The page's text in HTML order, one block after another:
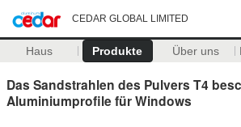
CEDAR GLOBAL LIMITED
Haus Produkte Über uns
Das Sandstrahlen des Pulvers T4
Aluminiumprofile für Windows